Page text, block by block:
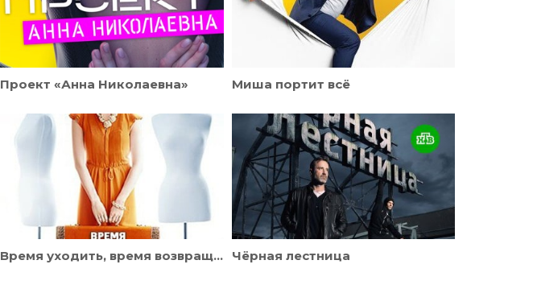
Проект «Анна Николаевна» Миша портит всё
Время уходить, время возвращаться Чёрная лестница